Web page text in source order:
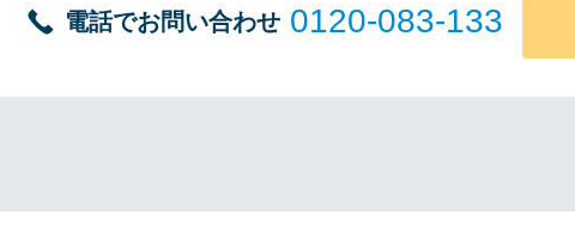
電話でお問い合わせ 0120-083-133